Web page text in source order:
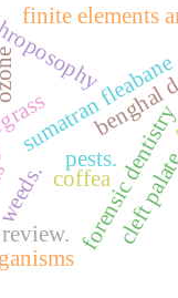
sumatran fleabane
forensiccleft
finite elements
ozone
coffea
pests.